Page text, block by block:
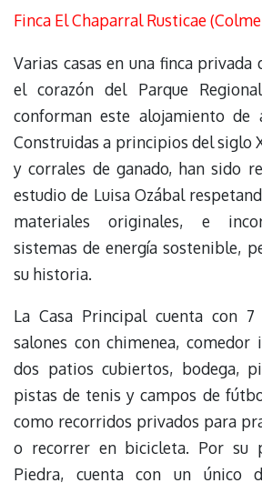
Finca El Chaparral Rusticae
Varias casas en una finca privada
el corazón del Parque
conforman este alojamiento de
Construidas a principios del siglo
y corrales de ganado, han sido
estudio de Luisa Ozábal
materiales originales, e
sistemas de energía sostenible,
su historia.
La Casa Principal cuenta con 7
salones con chimenea,
dos patios cubiertos, bodega,
pistas de tenis y campos de
como recorridos privados para
o recorrer en bicicleta. Por su
Piedra, cuenta con un único